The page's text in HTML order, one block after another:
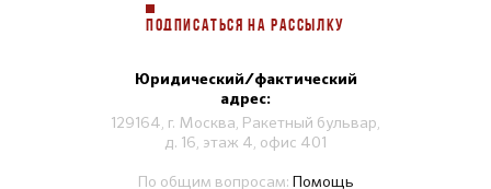
ПОДПИСАТЬСЯ НА РАССЫЛКУ
Юридический/фактический
адрес:
129164, г. Москва, Ракетный бульвар,
д. 16, этаж 4, офис 401
По общим вопросам: Помощь